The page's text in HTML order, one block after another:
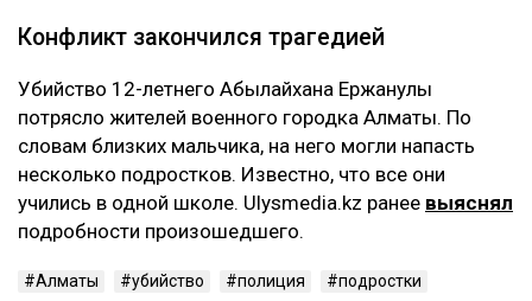
Конфликт закончился трагедией
Убийство 12-летнего Абылайхана Ержанулы
потрясло жителей военного городка Алматы. По
словам близких мальчика, на него могли напасть
несколько подростков. Известно, что все они
учились в одной школе. Ulysmedia.kz ранее выяснял
подробности произошедшего.
Алматы убийство полиция подростки